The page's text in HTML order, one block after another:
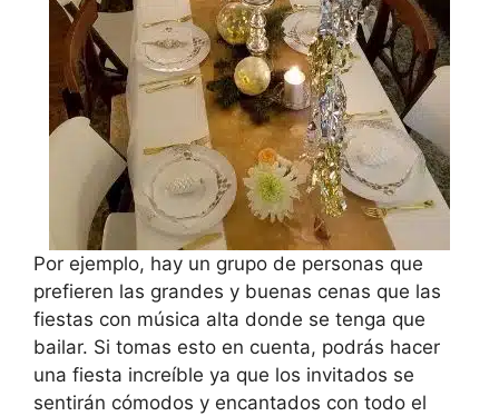
Por ejemplo, hay un grupo de personas que
prefieren las grandes y buenas cenas que las
fiestas con música alta donde se tenga que
bailar. Si tomas esto en cuenta, podrás hacer
una fiesta increíble ya que los invitados se
sentirán cómodos y encantados con todo el